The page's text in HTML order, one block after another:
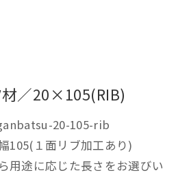
材／20×105(RIB)
20-105-rib
105(１面リブ加工あり)
用途に応じた長さをお選びい